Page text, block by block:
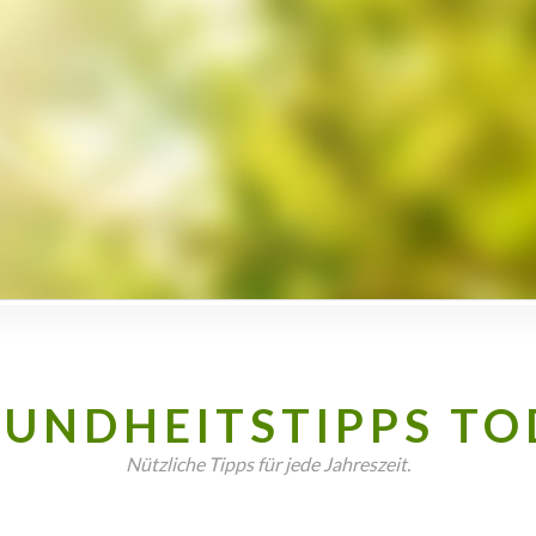
Nützliche Tipps für jede Jahreszeit.